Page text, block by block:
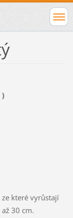
které vyrůstají
30 cm.